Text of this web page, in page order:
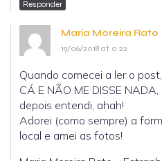
Responder
Maria Moreira Rato
19/06/2018 at 0:22
Quando comecei a ler o
CÁ E NÃO ME DISSE
depois entendi, ahah!
Adorei (como sempre) a
local e amei as fotos!